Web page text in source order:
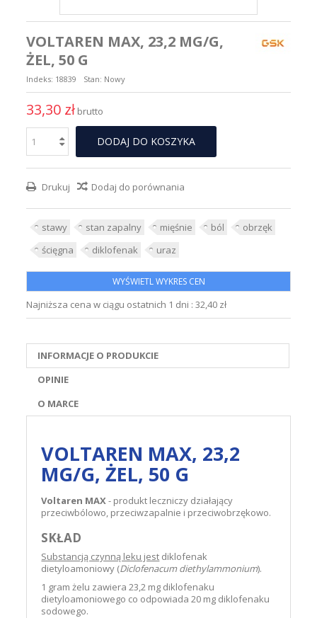
VOLTAREN MAX, 23,2 MG/G,
ŻEL, 50 G
Indeks: 18839 Stan: Nowy
33,30 zł brutto
DODAJ DO KOSZYKA
Drukuj Dodaj do porównania
stawy stan zapalny mięśnie ból
obrzęk
ścięgna
diklofenak uraz
WYŚWIETL WYKRES CEN
Najniższa cena w ciągu ostatnich 1 dni : 32,40 zł
INFORMACJE O PRODUKCIE
OPINIE
O MARCE
VOLTAREN MAX, 23,2
MG/G, ŻEL, 50 G
Voltaren MAX- produkt leczniczy działający
przeciwbólowo, przeciwzapalnie i przeciwobrzękowo.
SKŁAD
Substancją czynną leku jest diklofenak
dietyloamoniowy (Diclofenacum diethylammonium).
1 gram żelu zawiera 23,2 mg diklofenaku
dietyloamoniowego co odpowiada 20 mg diklofenaku
sodowego.